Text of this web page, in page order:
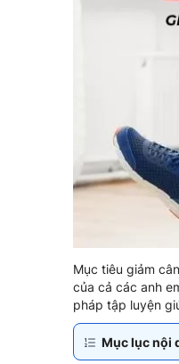
Mục tiêu giảm
của cả các anh
pháp tập luyện
Mục lục nội